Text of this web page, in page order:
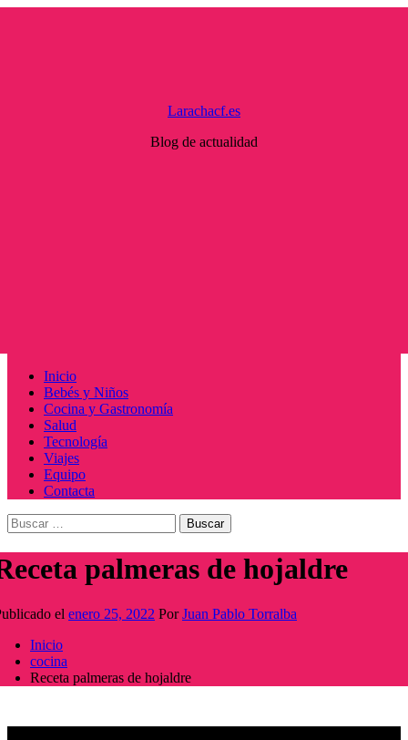
Larachacf.es
Blog de actualidad
Menú
principal
Inicio
Bebés y Niños
Cocina y Gastronomía
Salud
Tecnología
Viajes
Equipo
Contacta
Buscar:
palmeras de hojaldre
el enero 25, 2022 PorJuan Pablo Torralba
Inicio
cocina
Receta palmeras de hojaldre